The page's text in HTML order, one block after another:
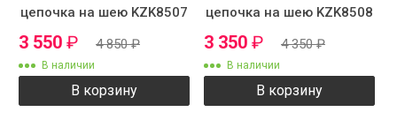
цепочка на шею KZK8507
3 550 ₽ 4 850₽
В наличии
В корзину
цепочка на шею KZK8508
3 350 ₽ 4 350₽
В наличии
В корзину